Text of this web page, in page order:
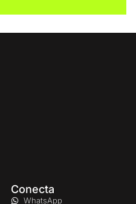
Conecta
WhatsApp